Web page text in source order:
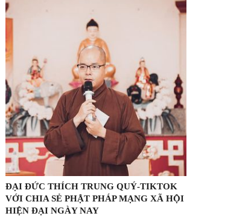
ĐẠI ĐỨC THÍCH TRUNG QUÝ-TIKTOK
VỚI CHIA SẺ PHẬT PHÁP MẠNG XÃ HỘI
HIỆN ĐẠI NGÀY NAY